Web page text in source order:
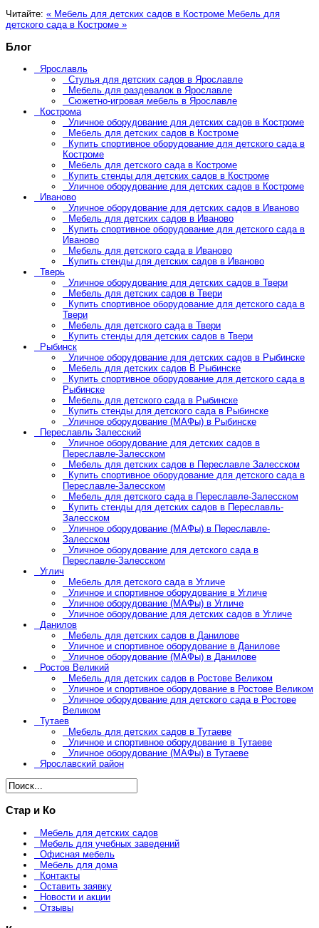
Читайте: « Мебель для детских садов в Костроме Мебель для
детского сада в Костроме »
Блог
Ярославль
Стулья для детских садов в Ярославле
Мебель для раздевалок в Ярославле
Сюжетно-игровая мебель в Ярославле
Кострома
Уличное оборудование для детских садов в Костроме
Мебель для детских садов в Костроме
Купить спортивное оборудование для детского сада в
Костроме
Мебель для детского сада в Костроме
Купить стенды для детских садов в Костроме
Уличное оборудование для детских садов в Костроме
Иваново
Уличное оборудование для детских садов в Иваново
Мебель для детских садов в Иваново
Купить спортивное оборудование для детского сада в
Иваново
Мебель для детского сада в Иваново
Купить стенды для детских садов в Иваново
Тверь
Уличное оборудование для детских садов в Твери
Мебель для детских садов в Твери
Купить спортивное оборудование для детского сада в
Твери
Мебель для детского сада в Твери
Купить стенды для детских садов в Твери
Рыбинск
Уличное оборудование для детских садов в Рыбинске
Мебель для детских садов В Рыбинске
Купить спортивное оборудование для детского сада в
Рыбинске
Мебель для детского сада в Рыбинске
Купить стенды для детского сада в Рыбинске
Уличное оборудование (МАФы) в Рыбинске
Переславль Залесский
Уличное оборудование для детских садов в
Переславле-Залесском
Мебель для детских садов в Переславле Залесском
Купить спортивное оборудование для детского сада в
Переславле-Залесском
Мебель для детского сада в Переславле-Залесском
Купить стенды для детских садов в Переславль-
Залесском
Уличное оборудование (МАФы) в Переславле-
Залесском
Уличное оборудование для детского сада в
Переславле-Залесском
Углич
Мебель для детского сада в Угличе
Уличное и спортивное оборудование в Угличе
Уличное оборудование (МАФы) в Угличе
Уличное оборудование для детских садов в Угличе
Данилов
Мебель для детских садов в Данилове
Уличное и спортивное оборудование в Данилове
Уличное оборудование (МАФы) в Данилове
Ростов Великий
Мебель для детских садов в Ростове Великом
Уличное и спортивное оборудование в Ростове Великом
Уличное оборудование для детского сада в Ростове
Великом
Тутаев
Мебель для детских садов в Тутаеве
Уличное и спортивное оборудование в Тутаеве
Уличное оборудование (МАФы) в Тутаеве
Ярославский район
Стар и Ко
Мебель для детских садов
Мебель для учебных заведений
Офисная мебель
Мебель для дома
Контакты
Оставить заявку
Новости и акции
Отзывы